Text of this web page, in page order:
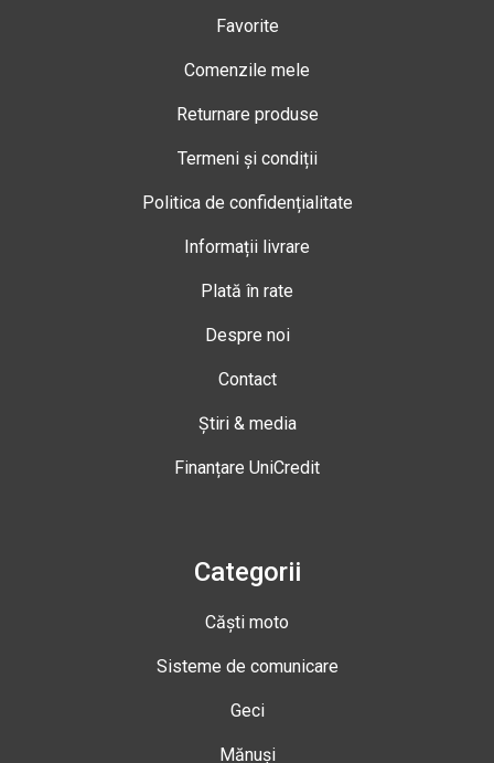
Favorite
Comenzile mele
Returnare produse
Termeni și condiții
Politica de confidențialitate
Informații livrare
Plată în rate
Despre noi
Contact
Știri & media
Finanțare UniCredit
Categorii
Căști moto
Sisteme de comunicare
Geci
Mănuși